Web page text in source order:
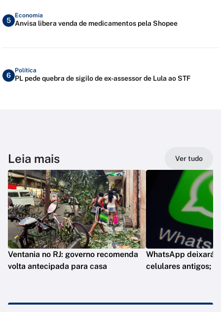
5
Economia
Anvisa libera venda de medicamentos pela Shopee
6
Política
PL pede quebra de sigilo de ex-assessor de Lula ao STF
Leia mais Ver tudo
Ventania no RJ: governo recomenda
volta antecipada para casa
WhatsApp deixará
celulares antigos;